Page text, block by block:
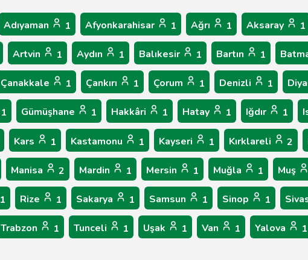
Adıyaman 1 Afyonkarahisar 1 Ağrı 1 Aksaray 1
Artvin 1 Aydın 1 Balıkesir 1 Bartın 1
Çanakkale 1 Çankırı 1 Çorum 1 Denizli 1
1 Gümüşhane 1 Hakkâri 1 Hatay 1 Iğdır 1
Kars 1 Kastamonu 1 Kayseri 1 Kırklareli 2
Manisa 2 Mardin 1 Mersin 1 Muğla 1 Muş
1 Rize 1 Sakarya 1 Samsun 1 Sinop 1
Trabzon 1 Tunceli 1 Uşak 1 Van 1 Yalova 1